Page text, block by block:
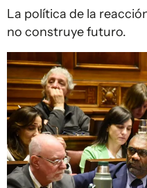
La política de la
no construye futuro.